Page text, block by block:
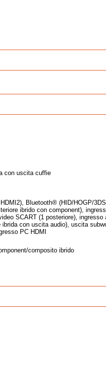
con uscita cuffie
HDMI2), Bluetooth® (HID/HOGP/
ibrido con component),
SCART (1 posteriore),
ibrida con uscita audio), uscita
PC HDMI
composito ibrido